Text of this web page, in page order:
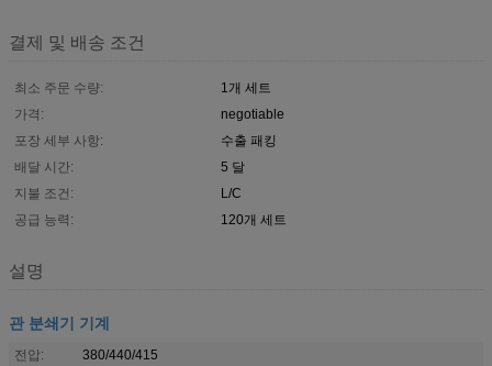
결제 및 배송 조건
최소 주문 수량:
1개 세트
가격:
negotiable
포장 세부 사항:
수출 패킹
배달 시간:
5 달
지불 조건:
L/C
공급 능력:
120개 세트
설명
관 분쇄기 기계
전압:
380/440/415